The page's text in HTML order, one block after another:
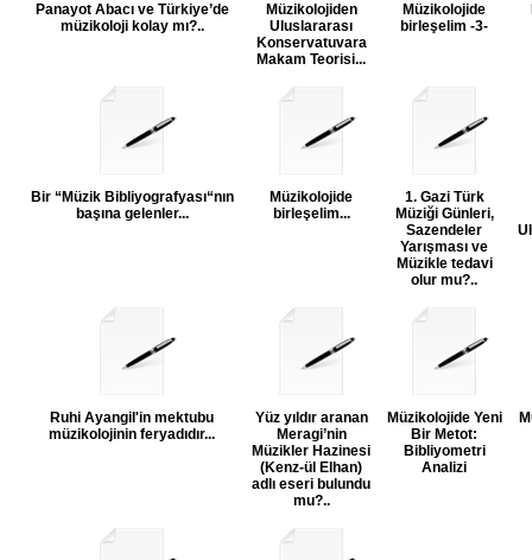
Panayot Abacı ve Türkiye’de
müzikoloji kolay mı?..
Müzikolojiden
Uluslararası
Konservatuvara
Makam Teorisi...
Müzikolojide
birleşelim -3-
Bir “Müzik Bibliyografyası“nın
başına gelenler...
Müzikolojide
birleşelim...
1. Gazi Türk
Müziği Günleri,
Sazendeler
Yarışması ve
Müzikle tedavi
olur mu?..
Ruhi Ayangil'in mektubu
müzikolojinin feryadıdır...
Yüz yıldır aranan
Meragi’nin
Müzikler Hazinesi
(Kenz-ül Elhan)
adlı eseri bulundu
mu?..
Müzikolojide Yeni
Bir Metot:
Bibliyometri
Analizi